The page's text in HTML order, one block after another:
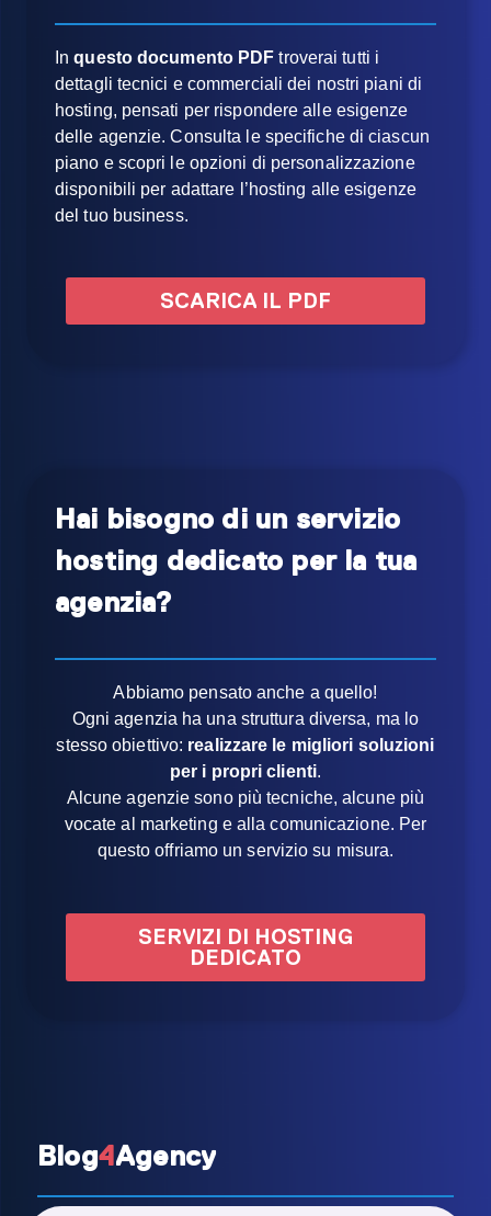
Inquesto documento PDF troverai tutti i
dettagli tecnici e commerciali dei nostri piani di
hosting, pensati per rispondere alle esigenze
delle agenzie. Consulta le specifiche di ciascun
piano e scopri le opzioni di personalizzazione
disponibili per adattare l’hosting alle esigenze
del tuo business.
SCARICA IL PDF
Hai bisogno di un servizio
hosting dedicato per la tua
agenzia?
Abbiamo pensato anche a quello!
Ogni agenzia ha una struttura diversa, ma lo
stesso obiettivo: realizzare le migliori soluzioni
per i propri clienti.
Alcune agenzie sono più tecniche, alcune più
vocate al marketing e alla comunicazione. Per
questo offriamo un servizio su misura.
SERVIZI DI HOSTING
DEDICATO
Blog4Agency